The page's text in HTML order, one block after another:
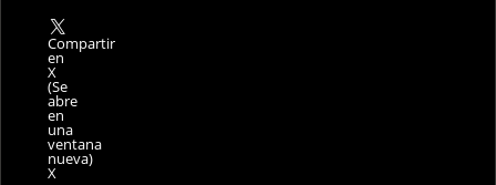
Compartir
en
X
(Se
abre
en
una
ventana
nueva)
X